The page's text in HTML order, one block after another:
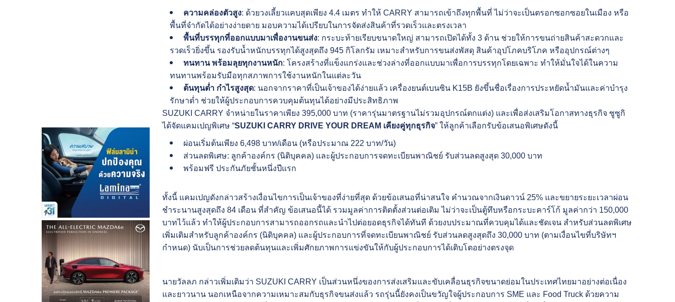
ความคล่องตัวสูง: ด้วยวงเลี้ยวแคบสุดเพียง 4.4 เมตร ทำให้ CARRY สามารถเข้าถึงทุกพื้นที่ ไม่ว่าจะเป็นตรอกซอกซอยในเมือง หรือ
พื้นที่จำกัดได้อย่างง่ายดาย มอบความได้เปรียบในการจัดส่งสินค้าที่รวดเร็วและตรงเวลา
พื้นที่บรรทุกที่ออกแบบมาเพื่องานขนส่ง: กระบะท้ายเรียบขนาดใหญ่ สามารถเปิดได้ทั้ง 3 ด้าน ช่วยให้การขนถ่ายสินค้าสะดวกและ
รวดเร็วยิ่งขึ้น รองรับน้ำหนักบรรทุกได้สูงสุดถึง 945 กิโลกรัม เหมาะสำหรับการขนส่งพัสดุ สินค้าอุปโภคบริโภค หรืออุปกรณ์ต่างๆ
ทนทาน พร้อมลุยทุกงานหนัก: โครงสร้างที่แข็งแกร่งและช่วงล่างที่ออกแบบมาเพื่อการบรรทุกโดยเฉพาะ ทำให้มั่นใจได้ในความ
ทนทานพร้อมรับมือทุกสภาพการใช้งานหนักในแต่ละวัน
ต้นทุนต่ำ กำไรสูงสุด: นอกจากราคาที่เป็นเจ้าของได้ง่ายแล้ว เครื่องยนต์เบนซิน K15B ยังขึ้นชื่อเรื่องการประหยัดน้ำมันและค่าบำรุง
รักษาต่ำ ช่วยให้ผู้ประกอบการควบคุมต้นทุนได้อย่างมีประสิทธิภาพ
SUZUKI CARRY จำหน่ายในราคาเพียง 395,000 บาท (ราคารุ่นมาตรฐานไม่รวมอุปกรณ์ตกแต่ง) และเพื่อส่งเสริมโอกาสทางธุรกิจ ซูซูกิ
ได้จัดแคมเปญพิเศษ “SUZUKI CARRY DRIVE YOUR DREAM เคียงคู่ทุกธุรกิจ” ให้ลูกค้าเลือกรับข้อเสนอพิเศษดังนี้
ผ่อนเริ่มต้นเพียง 6,498 บาท/เดือน (หรือประมาณ 222 บาท/วัน)
ส่วนลดพิเศษ: ลูกค้าองค์กร (นิติบุคคล) และผู้ประกอบการจดทะเบียนพาณิชย์ รับส่วนลดสูงสุด 30,000 บาท
พร้อมฟรี ประกันภัยชั้นหนึ่งปีแรก
ทั้งนี้ แคมเปญดังกล่าวสร้างเงื่อนไขการเป็นเจ้าของที่ง่ายที่สุด ด้วยข้อเสนอที่น่าสนใจ คำนวณจากเงินดาวน์ 25% และขยายระยะเวลาผ่อน
ชำระนานสูงสุดถึง 84 เดือน ที่สำคัญ ข้อเสนอนี้ได้ รวมมูลค่าการติดตั้งส่วนต่อเติม ไม่ว่าจะเป็นตู้ทึบหรือกระบะคาร์โก้ มูลค่ากว่า 150,000
บาทไว้แล้ว ทำให้ผู้ประกอบการสามารถออกรถและนำไปต่อยอดธุรกิจได้ทันที ด้วยงบประมาณที่ควบคุมได้และชัดเจน สำหรับส่วนลดพิเศษ
เพิ่มเติมสำหรับลูกค้าองค์กร (นิติบุคคล) และผู้ประกอบการที่จดทะเบียนพาณิชย์ รับส่วนลดสูงสุดถึง 30,000 บาท (ตามเงื่อนไขที่บริษัทฯ
กำหนด) นับเป็นการช่วยลดต้นทุนและเพิ่มศักยภาพการแข่งขันให้กับผู้ประกอบการได้เติบโตอย่างตรงจุด
นายวัลลภ กล่าวเพิ่มเติมว่า SUZUKI CARRY เป็นส่วนหนึ่งของการส่งเสริมและขับเคลื่อนธุรกิจขนาดย่อมในประเทศไทยมาอย่างต่อเนื่อง
และยาวนาน นอกเหนือจากความเหมาะสมกับธุรกิจขนส่งแล้ว รถรุ่นนี้ยังคงเป็นขวัญใจผู้ประกอบการ SME และ Food Truck ด้วยความ